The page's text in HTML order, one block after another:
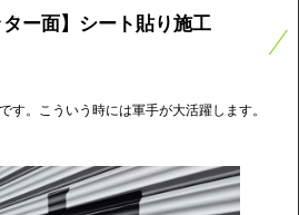
ター面】シート貼り施工
す。こういう時には軍手が大活躍します。